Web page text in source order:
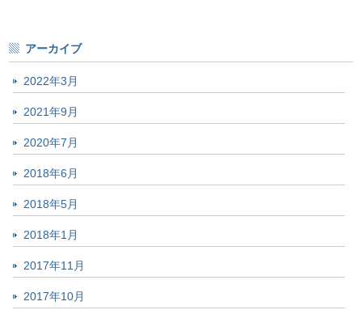
アーカイブ
2022年3月
2021年9月
2020年7月
2018年6月
2018年5月
2018年1月
2017年11月
2017年10月